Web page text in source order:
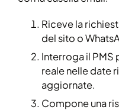
Riceve la
del sito o
Interroga il
reale nelle date
aggiornate.
Compone una